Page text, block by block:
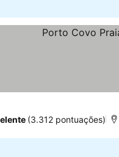
(3.312 pontuações)